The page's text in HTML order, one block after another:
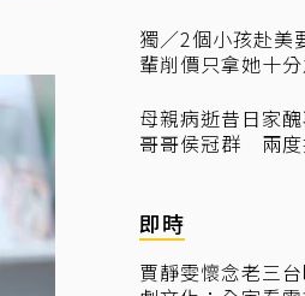
獨／2個小孩赴美
輩削價只拿她十
母親病逝昔日家
哥哥侯冠群 兩度
即時
賈靜雯懷念老三